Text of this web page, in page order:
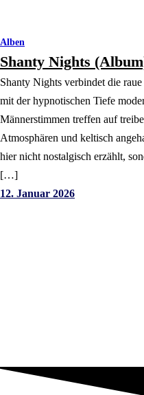
Alben
Shanty Nights
Shanty Nights verbindet die
mit der hypnotischen Tiefe
Männerstimmen treffen auf
Atmosphären und keltisch
hier nicht nostalgisch erzählt,
[…]
12. Januar 2026